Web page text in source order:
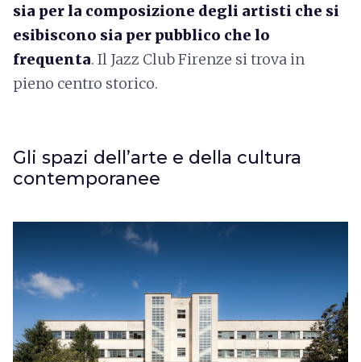
sia per la composizione degli artisti che si
esibiscono sia per pubblico che lo
frequenta. Il Jazz Club Firenze si trova in
pieno centro storico.
Gli spazi dell’arte e della cultura
contemporanee